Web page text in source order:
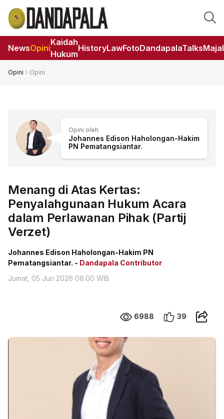
NewsOpini
Kaidah
Hukum
HistoryLawFotoDandapalaTalks
Opini Opini
Opini oleh
Johannes Edison Haholongan-Hakim
PN Pematangsiantar.
Menang di Atas Kertas:
Penyalahgunaan Hukum Acara
dalam Perlawanan Pihak (Partij
Verzet)
Johannes Edison Haholongan-Hakim PN
Pematangsiantar. - Dandapala Contributor
Jumat, 05 Jun 2026 08:00 WIB
6988 39